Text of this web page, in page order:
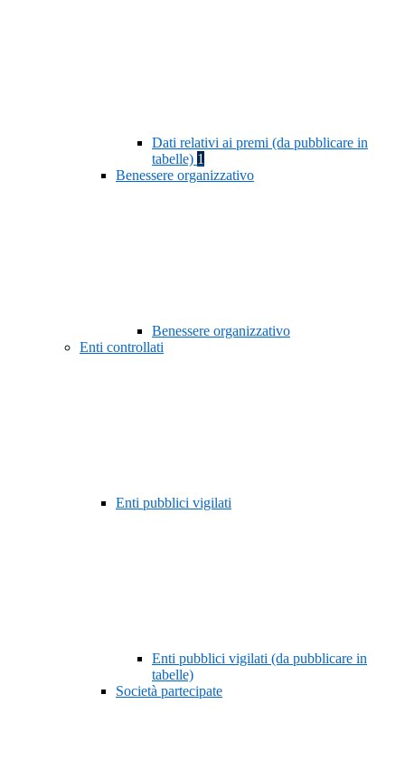
Dati relativi ai premi (da pubblicare in
tabelle) 1
Benessere organizzativo
Benessere organizzativo
Enti controllati
Enti pubblici vigilati
Enti pubblici vigilati (da pubblicare in
tabelle)
Società partecipate